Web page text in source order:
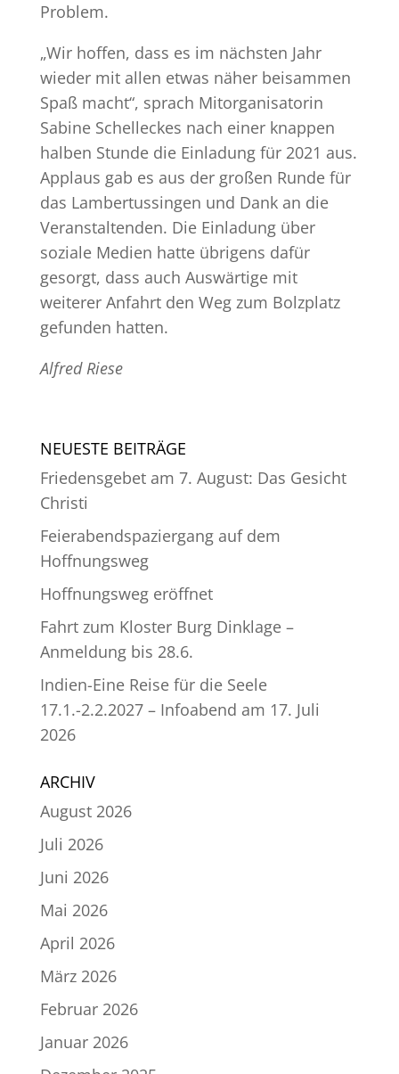
Problem.
„Wir hoffen, dass es im nächsten Jahr
wieder mit allen etwas näher beisammen
Spaß macht“, sprach Mitorganisatorin
Sabine Schelleckes nach einer knappen
halben Stunde die Einladung für 2021 aus.
Applaus gab es aus der großen Runde für
das Lambertussingen und Dank an die
Veranstaltenden. Die Einladung über
soziale Medien hatte übrigens dafür
gesorgt, dass auch Auswärtige mit
weiterer Anfahrt den Weg zum Bolzplatz
gefunden hatten.
Alfred Riese
NEUESTE BEITRÄGE
Friedensgebet am 7. August: Das Gesicht
Christi
Feierabendspaziergang auf dem
Hoffnungsweg
Hoffnungsweg eröffnet
Fahrt zum Kloster Burg Dinklage –
Anmeldung bis 28.6.
Indien-Eine Reise für die Seele
17.1.-2.2.2027 – Infoabend am 17. Juli
2026
ARCHIV
August 2026
Juli 2026
Juni 2026
Mai 2026
April 2026
März 2026
Februar 2026
Januar 2026